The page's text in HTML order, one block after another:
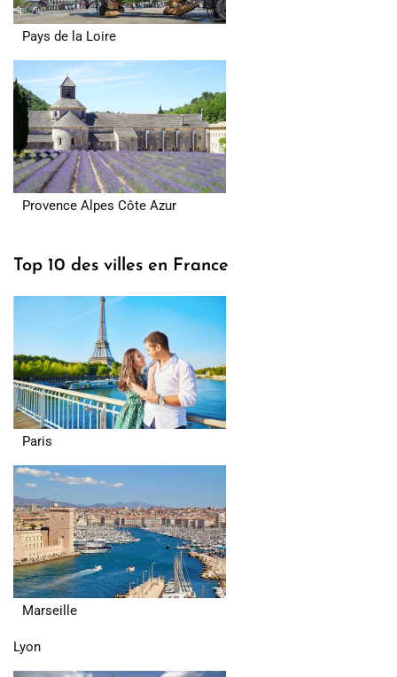
Pays de la Loire
Provence Alpes Côte Azur
Top 10 des villes en France
Paris
Marseille
Lyon